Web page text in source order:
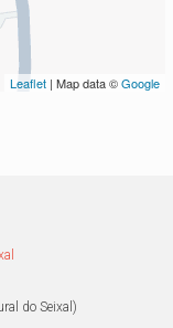
Leaflet | Map data ©Google
do Seixal)